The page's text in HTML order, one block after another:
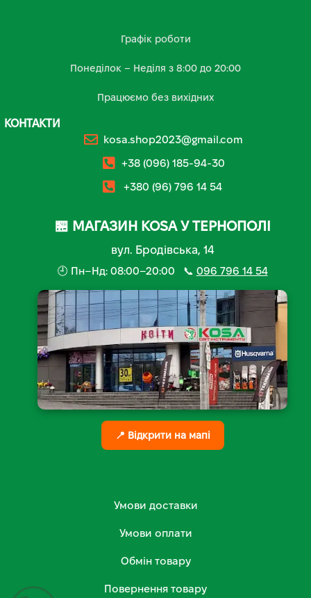
Графік роботи
Понеділок – Неділя з 8:00 до 20:00
Працюємо без вихідних
КОНТАКТИ
kosa.shop2023@gmail.com
+38 (096) 185-94-30
+380 (96) 796 14 54
🏪 МАГАЗИН KOSA У ТЕРНОПОЛІ
вул. Бродівська, 14
🕘 Пн–Нд: 08:00–20:00 📞 096 796 14 54
📍 Відкрити на мапі
Умови доставки
Умови оплати
Обмін товару
Повернення товару